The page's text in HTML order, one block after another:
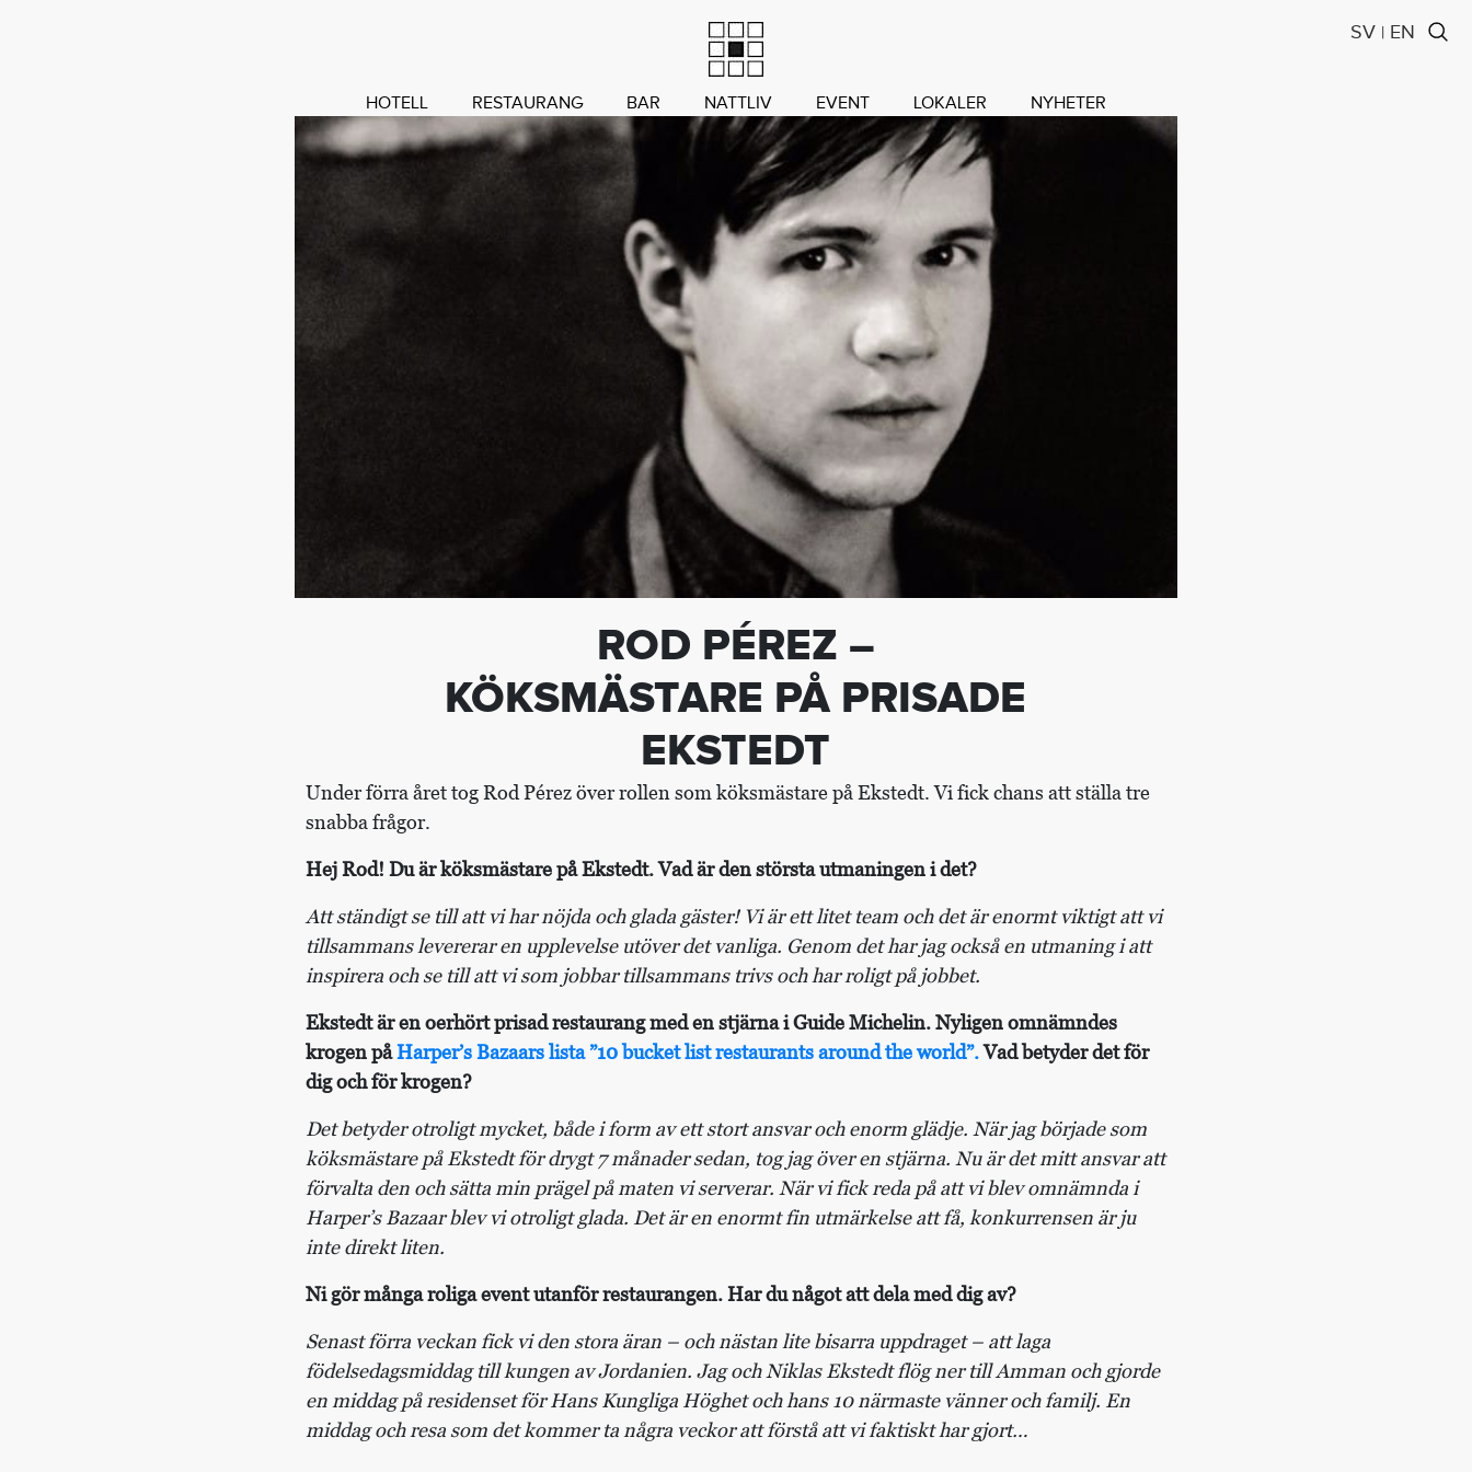
SV | EN
HOTELL RESTAURANG BAR NATTLIV EVENT LOKALER NYHETER
ROD PÉREZ –
KÖKSMÄSTARE PÅ PRISADE
EKSTEDT
Under förra året tog Rod Pérez över rollen som köksmästare på Ekstedt. Vi fick chans att ställa tre
snabba frågor.
Hej Rod! Du är köksmästare på Ekstedt. Vad är den största utmaningen i det?
Att ständigt se till att vi har nöjda och glada gäster! Vi är ett litet team och det är enormt viktigt att vi
tillsammans levererar en upplevelse utöver det vanliga. Genom det har jag också en utmaning i att
inspirera och se till att vi som jobbar tillsammans trivs och har roligt på jobbet.
Ekstedt är en oerhört prisad restaurang med en stjärna i Guide Michelin. Nyligen omnämndes
krogen påHarper’s Bazaars lista ”10 bucket list restaurants around the world”.Vad betyder det för
dig och för krogen?
Det betyder otroligt mycket, både i form av ett stort ansvar och enorm glädje. När jag började som
köksmästare på Ekstedt för drygt 7 månader sedan, tog jag över en stjärna. Nu är det mitt ansvar att
förvalta den och sätta min prägel på maten vi serverar. När vi fick reda på att vi blev omnämnda i
Harper’s Bazaar blev vi otroligt glada. Det är en enormt fin utmärkelse att få, konkurrensen är ju
inte direkt liten.
Ni gör många roliga event utanför restaurangen. Har du något att dela med dig av?
Senast förra veckan fick vi den stora äran – och nästan lite bisarra uppdraget – att laga
födelsedagsmiddag till kungen av Jordanien. Jag och Niklas Ekstedt flög ner till Amman och gjorde
en middag på residenset för Hans Kungliga Höghet och hans 10 närmaste vänner och familj. En
middag och resa som det kommer ta några veckor att förstå att vi faktiskt har gjort…